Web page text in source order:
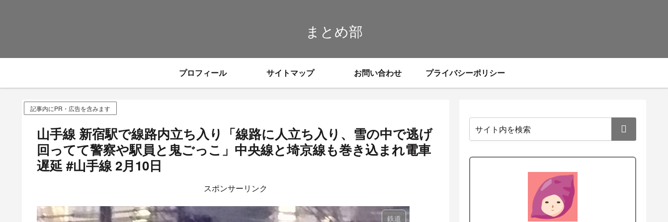
まとめ部
プロフィール サイトマップ お問い合わせ プライバシーポリシー
記事内にPR・広告を含みます
山手線 新宿駅で線路内立ち入り「線路に人立ち入り、雪の中で逃げ
回ってて警察や駅員と鬼ごっこ」中央線と埼京線も巻き込まれ電車
遅延 #山手線 2月10日
スポンサーリンク